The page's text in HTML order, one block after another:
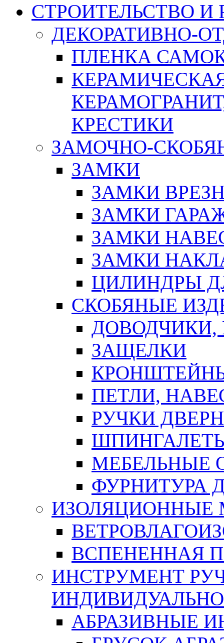
СТРОИТЕЛЬСТВО И
ДЕКОРАТИВНО-
ПЛЕНКА
КРЕСТИКИ
ЗАМОЧНО-
ЗАМКИ
ЗАМКИ
ЗАМКИ
ЗАМКИ
ЗАМКИ
ЦИЛИНДРЫ
СКОБЯНЫЕ
ЗАЩЕЛКИ
ПЕТЛИ,
РУЧКИ
МЕБЕЛЬНЫЕ
ФУРНИТУРА
ИЗОЛЯЦИОННЫЕ
ВСПЕНЕННАЯ
ИНСТРУМЕНТ
АБРАЗИВНЫЕ